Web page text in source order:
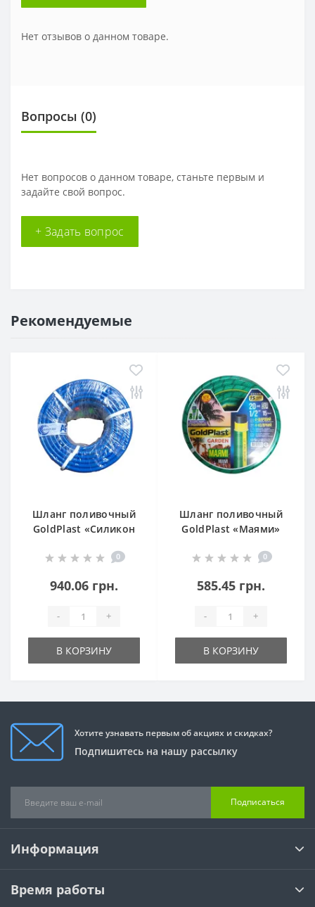
Нет отзывов о данном товаре.
Вопросы (0)
Нет вопросов о данном товаре, станьте первым и
задайте свой вопрос.
+ Задать вопрос
Рекомендуемые
Шланг поливочный
GoldPlast «Силикон
0
940.06 грн.
- +
В КОРЗИНУ
Шланг поливочный
GoldPlast «Маями»
0
585.45 грн.
- +
В КОРЗИНУ
Хотите узнавать первым об акциях и скидках?
Подпишитесь на нашу рассылку
Подписаться
Информация
Время работы